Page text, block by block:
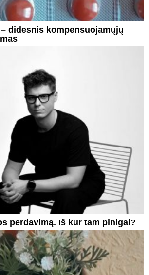
didesnis kompensuojamųjų
perdavimą. Iš kur tam pinigai?